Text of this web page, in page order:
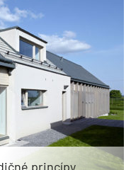
princípy